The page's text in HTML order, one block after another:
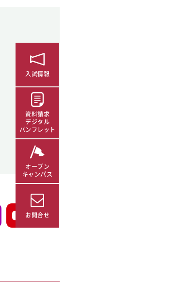
入試情報
資料請求
デジタル
パンフレット
オープン
キャンパス
お問合せ